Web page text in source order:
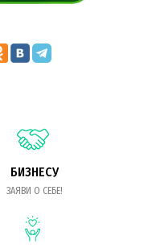
БИЗНЕСУ
ЗАЯВИ О СЕБЕ!